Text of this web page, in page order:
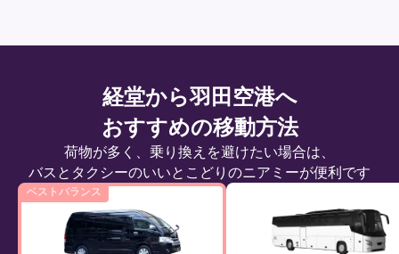
経堂から羽田空港へ
おすすめの移動方法
荷物が多く、乗り換えを避けたい場合は、
バスとタクシーのいいとこどりのニアミーが便利です
ベストバランス